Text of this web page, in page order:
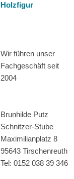
Holzfigur
Wir führen unser
Fachgeschäft seit
2004
Brunhilde Putz
Schnitzer-Stube
Maximilianplatz 8
95643 Tirschenreuth
Tel: 0152 038 39 346